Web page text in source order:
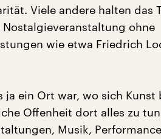
Viele andere halten das
ohne
wie etwa Friedrich
ja ein Ort war, wo sich Kunst
Offenheit dort alles zu
Musik,